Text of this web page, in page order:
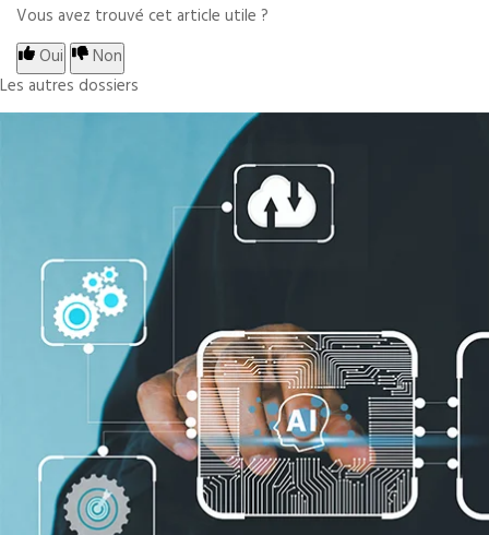
Vous avez trouvé cet article utile ?
Oui
Non
Les autres dossiers